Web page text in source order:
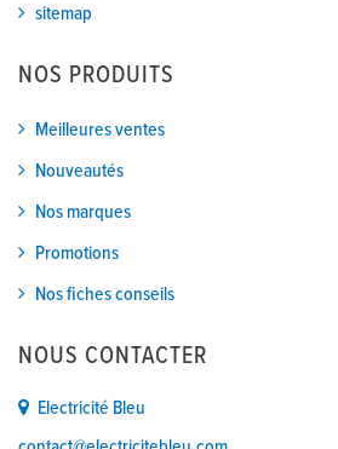
sitemap
NOS PRODUITS
Meilleures ventes
Nouveautés
Nos marques
Promotions
Nos fiches conseils
NOUS CONTACTER
Electricité Bleu